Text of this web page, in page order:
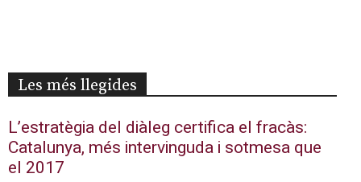
Les més llegides
L’estratègia del diàleg certifica el fracàs:
Catalunya, més intervinguda i sotmesa que
el 2017